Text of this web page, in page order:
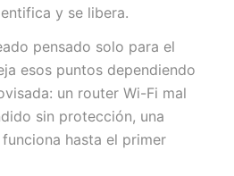
y se libera.
pensado solo para el
esos puntos dependiendo
un router Wi-Fi mal
sin protección, una
hasta el primer